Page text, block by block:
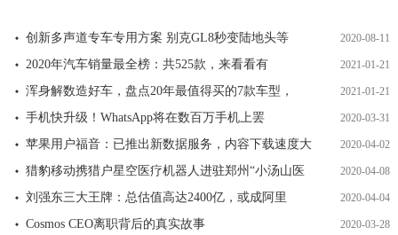
创新多声道专车专用方案 别克GL8秒变陆地头等 2020-08-11
2020年汽车销量最全榜：共525款，来看看有 2021-01-21
浑身解数造好车，盘点20年最值得买的7款车型， 2021-01-21
手机快升级！WhatsApp将在数百万手机上罢 2020-03-31
苹果用户福音：已推出新数据服务，内容下载速度大 2020-04-02
猎豹移动携猎户星空医疗机器人进驻郑州“小汤山医 2020-04-08
刘强东三大王牌：总估值高达2400亿，或成阿里 2020-04-04
Cosmos CEO离职背后的真实故事 2020-03-28